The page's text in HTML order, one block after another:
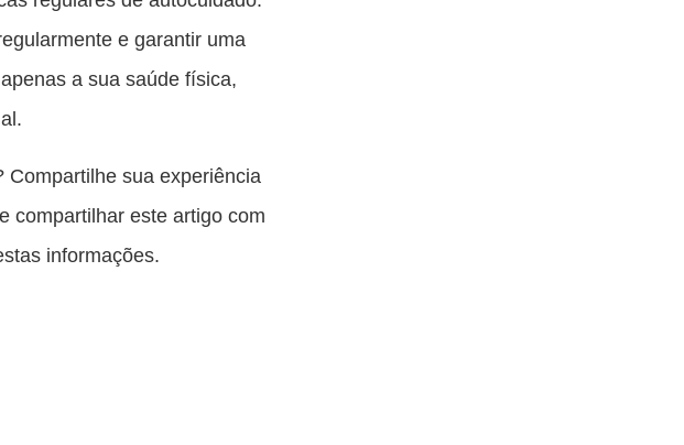
e garantir uma
a sua saúde física,
sua experiência
compartilhar este artigo com
informações.